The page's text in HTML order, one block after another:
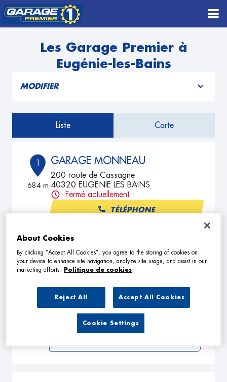
Les Garage Premier à
Eugénie-les-Bains
MODIFIER
Liste Carte
1
684 m
GARAGE MONNEAU
200 route de Cassagne
40320 EUGENIE LES BAINS
Fermé actuellement
TÉLÉPHONE
2
km
SARL MZK AUTO
132 ROUTE DE LAURENCON
40090 CAMPAGNE
Fermé actuellement
TÉLÉPHONE
About Cookies
By clicking “Accept All Cookies”, you agree to the storing of cookies on
your device to enhance site navigation, analyze site usage, and assist in our
marketing efforts.
Politique de cookies
Reject All Accept All Cookies
Cookie Settings